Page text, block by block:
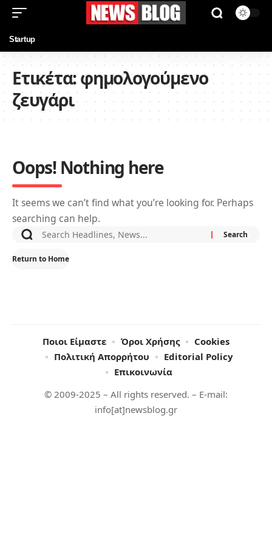
Startup
Ετικέτα:φημολογούμενο
ζευγάρι
Oops! Nothing here
It seems we can’t find what you’re looking for. Perhaps
searching can help.
Return to Home
© 2009-2025 – All rights reserved. – E-mail:
info[at]newsblog.gr
Ποιοι Είμαστε Όροι Χρήσης
Cookies
Πολιτική Απορρήτου
Editorial Policy
Επικοινωνία